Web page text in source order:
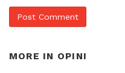
MORE IN OPINI